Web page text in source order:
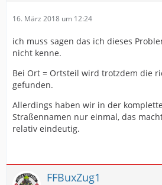
16. März 2018 um 12:24
ich muss sagen das ich dieses
nicht kenne.
Bei Ort = Ortsteil wird trotzdem die
gefunden.
Allerdings haben wir in der
Straßennamen nur einmal, das
relativ eindeutig.
FFBuxZug1